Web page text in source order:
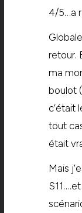
4/5…a
retour.
ma
boulot
c’était
tout
était
Mais